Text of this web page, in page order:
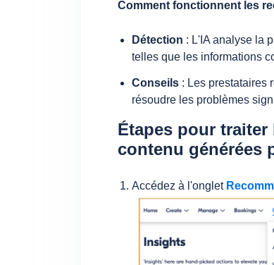
Comment fonctionnent les
Détection : L'IA analyse la
telles que les informations
Conseils : Les prestataires
résoudre les problèmes
Étapes pour
contenu générées
Accédez à l'onglet